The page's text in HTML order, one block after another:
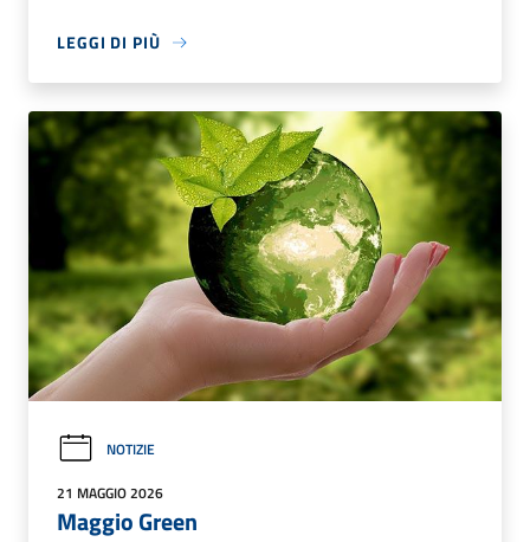
LEGGI DI PIÙ
NOTIZIE
21 MAGGIO 2026
Maggio Green